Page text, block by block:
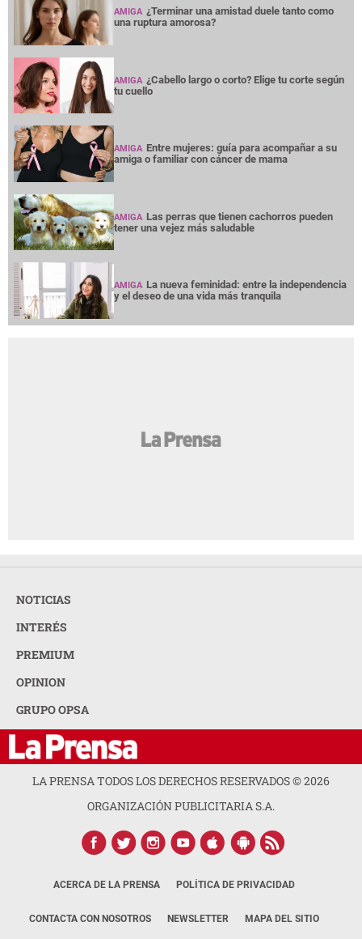
AMIGA ¿Terminar una amistad duele tanto como
una ruptura amorosa?
AMIGA ¿Cabello largo o corto? Elige tu corte según
tu cuello
AMIGA Entre mujeres: guía para acompañar a su
amiga o familiar con cáncer de mama
AMIGA Las perras que tienen cachorros pueden
tener una vejez más saludable
AMIGA La nueva feminidad: entre la independencia
y el deseo de una vida más tranquila
NOTICIAS
INTERÉS
PREMIUM
OPINION
GRUPO OPSA
LA PRENSA TODOS LOS DERECHOS RESERVADOS ©2026
ORGANIZACIÓN PUBLICITARIA S.A.
ACERCA DE LA PRENSA POLÍTICA DE PRIVACIDAD
CONTACTA CON NOSOTROS NEWSLETTER MAPA DEL SITIO